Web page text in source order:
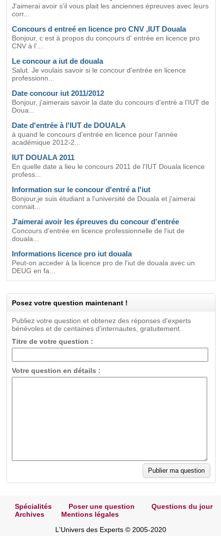
J'aimerai avoir s'il vous plait les anciennes épreuves avec leurs
corr...
Concours d entreé en licence pro CNV ,IUT Douala
Bonjour, c est à propos du concours d' entrée en licence pro
CNV à l'...
Le concour a iut de douala
Salut. Je voulais savoir si le concour d'entrée en licence
professionn...
Date concour iut 2011/2012
Bonjour, j'aimerais savoir la date du concours d'entré a l’IUT de
Doua...
Date d'entrée à l'IUT de DOUALA
à quand le concours d'entrée en licence pour l'année
académique 2012-2...
IUT DOUALA 2011
En quelle date a lieu le concours 2011 de l'IUT Douala licence
profess...
Information sur le concour d'entré a l'iut
Bonjour,je suis étudiant a l'université de Douala et j'aimerai
connait...
J'aimerai avoir les épreuves du concour d'entrée
Concours d'entrée en licence professionnelle de l'iut de
douala...
Informations licence pro iut douala
Peut-on acceder à la licence pro de l'iut de douala avec un
DEUG en fa...
Posez votre question maintenant !
Publiez votre question et obtenez des réponses d'experts
bénévoles et de centaines d'internautes, gratuitement.
Titre de votre question :
Votre question en détails :
Spécialités Poser une question
Questions du jour
Archives
Mentions légales
L'Univers des Experts © 2005-2020